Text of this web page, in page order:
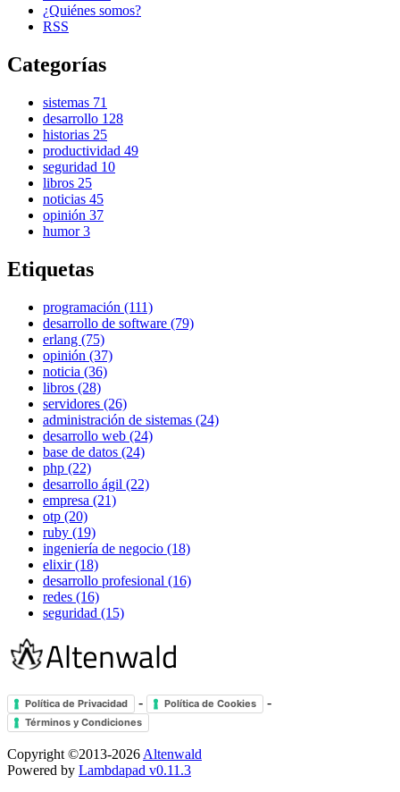
¿Quiénes somos?
RSS
Categorías
sistemas 71
desarrollo 128
historias 25
productividad 49
seguridad 10
libros 25
noticias 45
opinión 37
humor3
Etiquetas
programación (111)
desarrollo de software (79)
erlang (75)
opinión (37)
noticia (36)
libros (28)
servidores (26)
administración de sistemas (24)
desarrollo web (24)
base de datos (24)
php (22)
desarrollo ágil (22)
empresa (21)
otp (20)
ruby (19)
ingeniería de negocio (18)
elixir (18)
desarrollo profesional (16)
redes (16)
seguridad (15)
Política de Privacidad - Política de Cookies -
Términos y Condiciones
Copyright ©2013-2026 Altenwald
Powered by Lambdapad v0.11.3